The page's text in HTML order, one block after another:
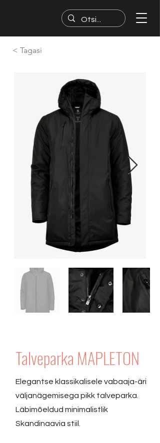
< Tagasi
Talveparka MAPLETON
Elegantse klassikalisele vabaaja-äri
väljanägemisega pikk talveparka.
Läbimõeldud minimalistlik
Skandinaavia stiil.